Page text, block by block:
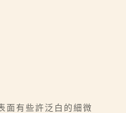
面有些許泛白的細微